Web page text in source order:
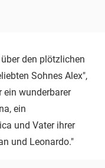
den plötzlichen
Sohnes Alex",
ein wunderbarer
ein
und Vater ihrer
und Leonardo."